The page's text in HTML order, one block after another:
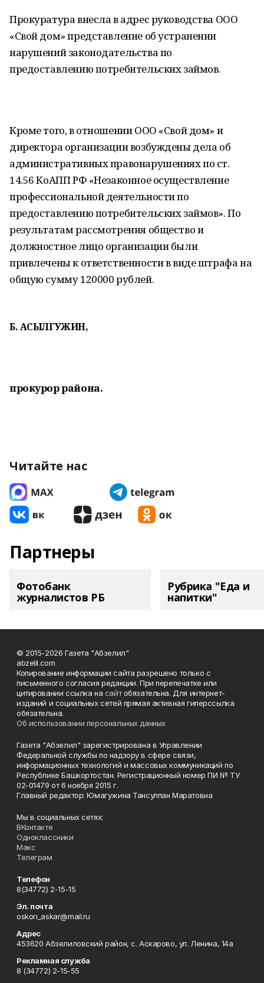
Прокуратура внесла в адрес руководства ООО
«Свой дом» представление об устранении
нарушений законодательства по
предоставлению потребительских займов.
Кроме того, в отношении ООО «Свой дом» и
директора организации возбуждены дела об
административных правонарушениях по ст.
14.56 КоАПП РФ «Незаконное осуществление
профессиональной деятельности по
предоставлению потребительских займов». По
результатам рассмотрения общество и
должностное лицо организации были
привлечены к ответственности в виде штрафа на
общую сумму 120000 рублей.
Б. АСЫЛГУЖИН,
прокурор района.
Читайте нас
Партнеры
Фотобанк
журналистов РБ
Рубрика "Еда и
напитки"
© 2015-2026 Газета "Абзелил"
abzelil.com
Копирование информации сайта разрешено только с
письменного согласия редакции. При перепечатке или
цитировании ссылка на сайтобязательна. Для интернет-
изданий и социальных сетей прямая активная гиперссылка
обязательна.
Об использовании персональных данных
Газета "Абзелил" зарегистрирована в Управлении
Федеральной службы по надзору в сфере связи,
информационных технологий и массовых коммуникаций по
Республике Башкортостан. Регистрационный номер ПИ № ТУ
02-01479 от 6 ноября 2015 г.
Главный редактор: Юмагужина Тансулпан Маратовна
Мы в социальных сетях:
ВКонтакте
Одноклассники
Макс
Телеграм
Телефон
8(34772) 2-15-15
Эл. почта
oskon_askar@mail.ru
Адрес
453620 Абзелиловский район, с. Аскарово, ул. Ленина, 14а
Рекламная служба
8 (34772) 2-15-55